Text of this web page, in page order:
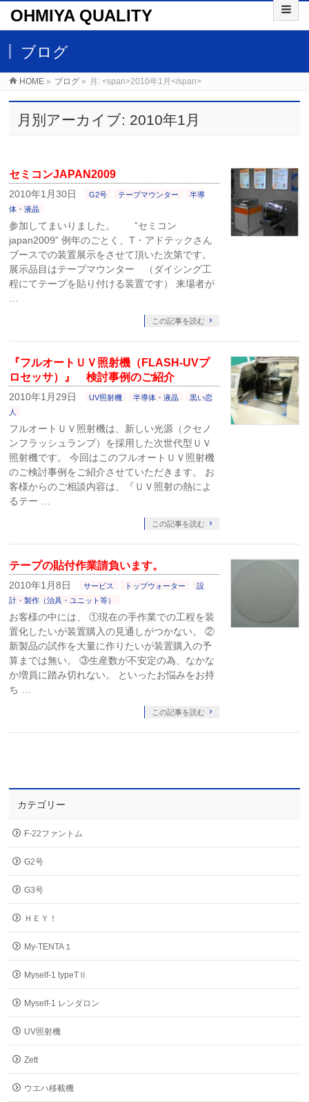
OHMIYA QUALITY
ブログ
HOME » ブログ » 月: <span>2010年1月</span>
月別アーカイブ: 2010年1月
セミコンJAPAN2009
2010年1月30日 G2号 テープマウンター
半導
体・液晶
参加してまいりました。 ”セミコン
japan2009” 例年のごとく、T・アドテックさん
ブースでの装置展示をさせて頂いた次第です。
展示品目はテープマウンター （ダイシング工
程にてテープを貼り付ける装置です） 来場者が
この記事を読む
『フルオートＵＶ照射機（FLASH-UVプ
ロセッサ）』 検討事例のご紹介
2010年1月29日 UV照射機 半導体・液晶
黒い恋
人
フルオートＵＶ照射機は、新しい光源（クセノ
ンフラッシュランプ）を採用した次世代型ＵＶ
照射機です。 今回はこのフルオートＵＶ照射機
のご検討事例をご紹介させていただきます。 お
客様からのご相談内容は、『ＵＶ照射の熱によ
るテー …
この記事を読む
テープの貼付作業請負います。
2010年1月8日 サービス トップウォーター
設
計・製作（治具・ユニット等）
お客様の中には、 ①現在の手作業での工程を装
置化したいが装置購入の見通しがつかない。 ②
新製品の試作を大量に作りたいが装置購入の予
算までは無い。 ③生産数が不安定の為、なかな
か増員に踏み切れない。 といったお悩みをお持
ち …
この記事を読む
カテゴリー
F-22ファントム
G2号
G3号
ＨＥＹ！
My-TENTA１
Myself-1 typeTⅡ
Myself-1 レンダロン
UV照射機
Zett
ウエハ移載機